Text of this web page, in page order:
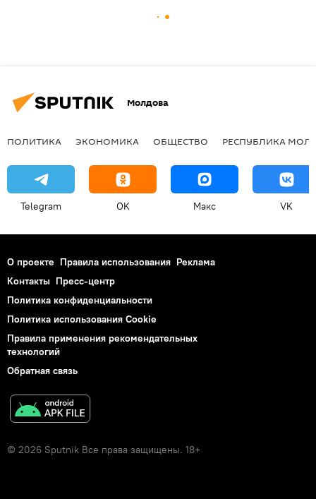
Молдова
ПОЛИТИКА ЭКОНОМИКА ОБЩЕСТВО РЕСПУБЛИКА
Telegram OK Макс VK
О проекте Правила использования Реклама
Контакты Пресс-центр
Политика конфиденциальности
Политика использования Cookie
Правила применения рекомендательных
технологий
Обратная связь
© 2026 Sputnik Все права защищены. 18+